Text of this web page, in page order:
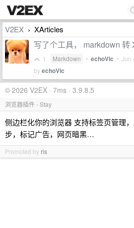
V2EX › XArticles
写了个工具， markdown 转
1 Markdown • echoVic • Jun
byechoVic
© 2026 V2EX · 7ms · 3.9.8.5
浏览器插件 - Stay
侧边栏化你的浏览器 支持标签页管理
步，标记广告，网页暗黑…
Promoted by ris